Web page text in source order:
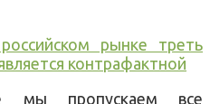
рынке треть
контрафактной
мы пропускаем все